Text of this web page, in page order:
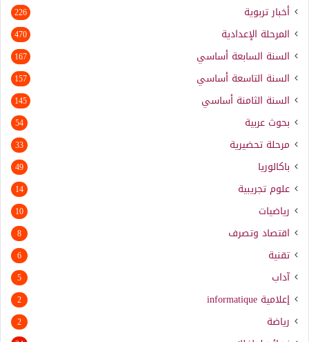
أخبار تربوية 226
المرحلة الإعدادية 470
السنة السابعة أساسي 167
السنة التاسعة أساسي 157
السنة الثامنة أساسي 145
بحوث عربية 54
مرحلة تحضيرية 33
باكالوريا 49
علوم تجريبية 14
رياضيات 10
اقتصاد وتصرف 8
تقنية 6
آداب 5
إعلامية informatique
2
رياضة 2